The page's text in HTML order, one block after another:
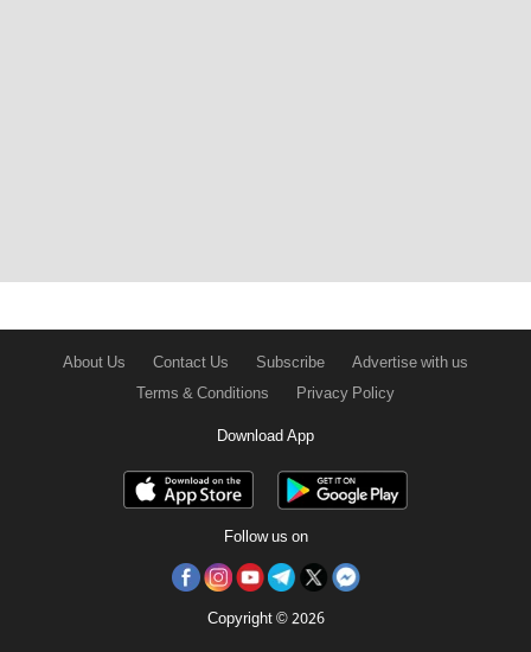
About Us Contact Us Subscribe
Advertise with us
Terms & Conditions
Privacy Policy
Download App
Follow us on
Copyright © 2026